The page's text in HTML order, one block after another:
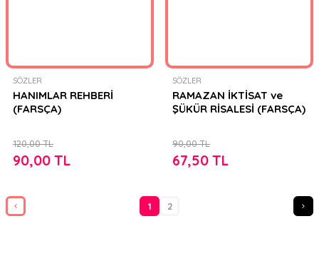
SÖZLER
HANIMLAR REHBERİ
(FARSÇA)
90,00 TL
120,00 TL
SÖZLER
RAMAZAN İKTİSAT ve
ŞÜKÜR RİSALESİ (FARSÇA)
67,50 TL
90,00 TL
1 2